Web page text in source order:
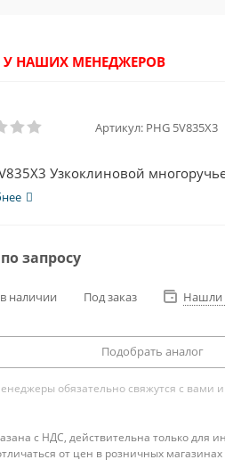
У НАШИХ МЕНЕДЖЕРОВ
Артикул: PHG 5V835X3
Узкоклиновой
запросу
наличии Под заказ Нашли
Подобрать аналог
обязательно свяжутся с вами и
с НДС, действительна только для
от цен в розничных магазинах